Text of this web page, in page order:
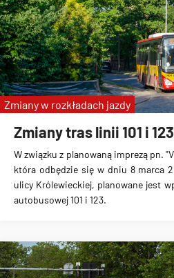
Zmiany tras linii 101 i 123
W związku z planowaną imprezą pn.
która odbędzie się w dniu 8 marca
ulicy Królewieckiej, planowane jest
autobusowej 101 i 123.
Zmiany w rozkładach jazdy